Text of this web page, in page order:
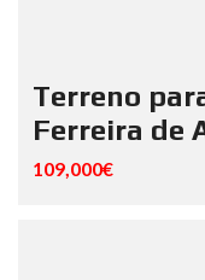
Terreno
Ferreira de
109,000€